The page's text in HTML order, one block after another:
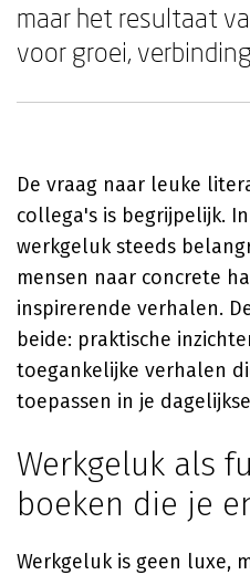
maar het resultaat
voor groei,
De vraag naar leuke
collega's is begrijpelijk.
werkgeluk steeds
mensen naar concrete
inspirerende verhalen.
beide: praktische
toegankelijke verhalen
toepassen in je
Werkgeluk als
boeken die je
Werkgeluk is geen luxe,